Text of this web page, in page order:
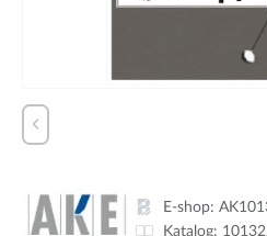
E-shop:
Katalog: